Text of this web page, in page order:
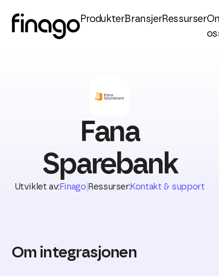
ProdukterBransjerRessurser
Fana
Sparebank
Utviklet av:Finago Ressurser:Kontakt & support
Om integrasjonen